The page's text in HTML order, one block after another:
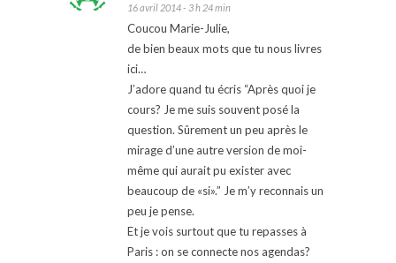
16 avril 2014 - 3 h 24 min
Coucou Marie-Julie,
de bien beaux mots que tu nous livres
ici…
J’adore quand tu écris “Après quoi je
cours? Je me suis souvent posé la
question. Sûrement un peu après le
mirage d’une autre version de moi-
même qui aurait pu exister avec
beaucoup de «si».” Je m’y reconnais un
peu je pense.
Et je vois surtout que tu repasses à
Paris : on se connecte nos agendas?